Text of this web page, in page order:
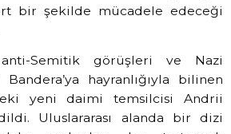
bir şekilde mücadele edeceği
Semitik görüşleri ve Nazi
hayranlığıyla bilinen
yeni daimi temsilcisi Andrii
Uluslararası alanda bir dizi